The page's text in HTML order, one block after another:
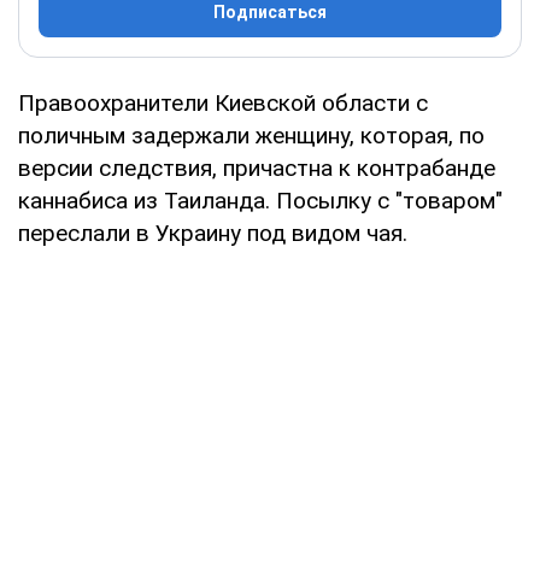
Подписаться
Правоохранители Киевской области с
поличным задержали женщину, которая, по
версии следствия, причастна к контрабанде
каннабиса из Таиланда. Посылку с "товаром"
переслали в Украину под видом чая.